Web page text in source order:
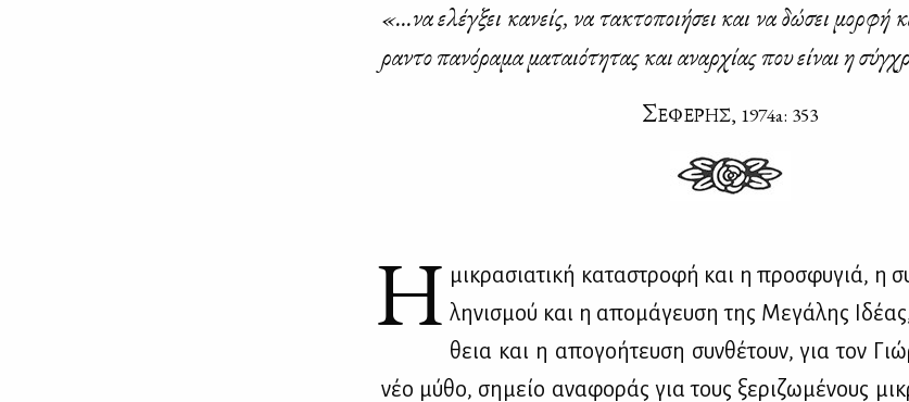
«...να ελέγ­ξει κα­νείς, να τα­κτο­ποι­ή­σει και να δώ­σει μορ­φή
ρα­ντο πα­νό­ρα­μα μα­ταιό­τη­τας και αναρ­χί­ας που εί­ναι η
ΣΕΦΕ­ΡΗΣ, 1974a: 353
H μι­κρα­σια­τι­κή κα­τα­στρο­φή και η προ­σφυ­γιά, η
λη­νι­σμού και η απο­μά­γευ­ση της Με­γά­λης
θεια και η απο­γο­ή­τευ­ση συν­θέ­τουν, για τον
νέο μύ­θο, ση­μείο ανα­φο­ράς για τους ξε­ρι­ζω­μέ­νους